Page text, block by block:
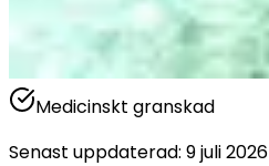
Medicinskt granskad
Senast uppdaterad: 9 juli 2026